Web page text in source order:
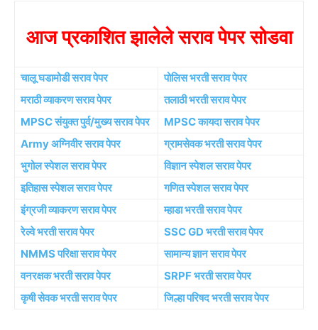
आज प्रकाशित झालेले सराव पेपर सोडवा
चालू घडामोडी सराव पेपर
पोलिस भरती सराव पेपर
मराठी व्याकरण सराव पेपर
तलाठी भरती सराव पेपर
MPSC संयुक्त पुर्व/मुख्य सराव पेपर
MPSC कायदा सराव पेपर
Army अग्निवीर सराव पेपर
ग्रामसेवक भरती सराव पेपर
भुगोल स्पेशल सराव पेपर
विज्ञान स्पेशल सराव पेपर
इतिहास स्पेशल सराव पेपर
गणित स्पेशल सराव पेपर
इंग्रजी व्याकरण सराव पेपर
म्हाडा भरती सराव पेपर
रेल्वे भरती सराव पेपर
SSC GD भरती सराव पेपर
NMMS परिक्षा सराव पेपर
सामान्य ज्ञान सराव पेपर
वनरक्षक भरती सराव पेपर
SRPF भरती सराव पेपर
कृषी सेवक भरती सराव पेपर
जिल्हा परिषद भरती सराव पेपर